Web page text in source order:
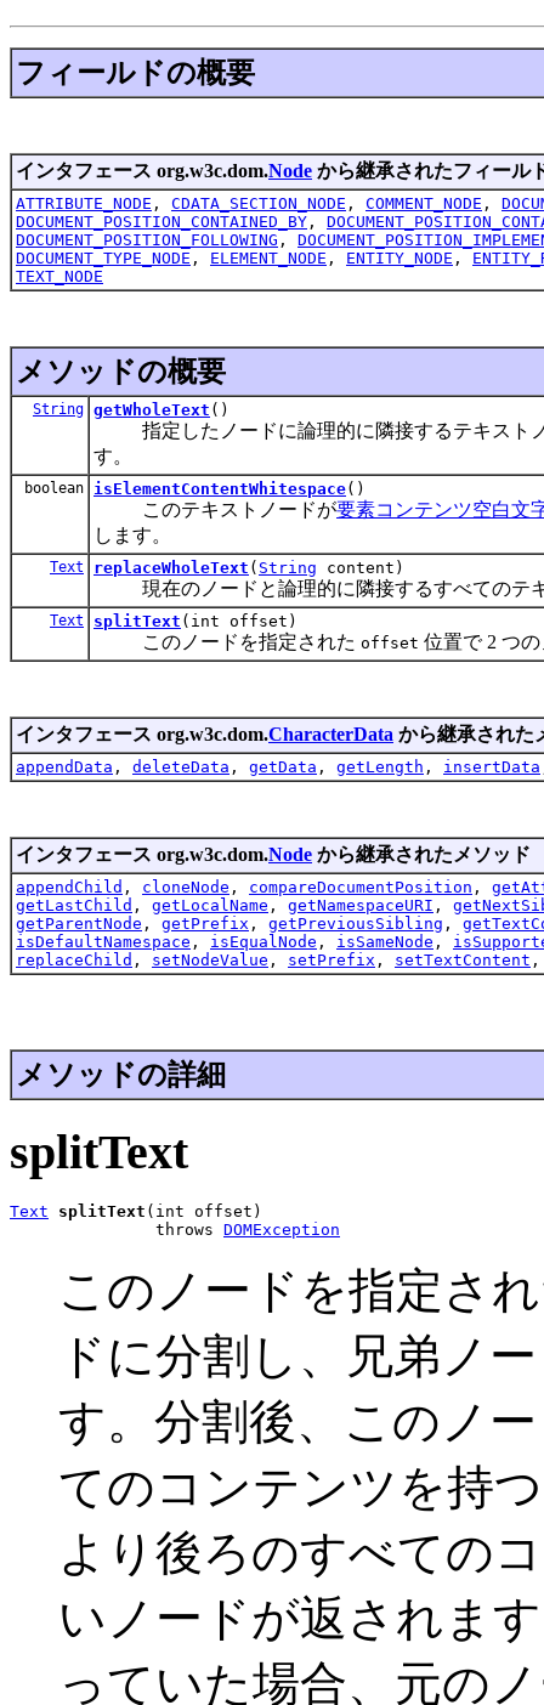
フィールドの概要
インタフェース org.w3c.dom.Node から継承されたフィール
ATTRIBUTE_NODE , CDATA_SECTION_NODE , COMMENT_NODE ,
DOCUMENT_POSITION_CONTAINED_BY ,
DOCUMENT_POSITION_FOLLOWING ,
DOCUMENT_TYPE_NODE , ELEMENT_NODE , ENTITY_NODE ,
TEXT_NODE
メソッドの概要
String getWholeText ()
指定したノードに論理的に隣接するテキスト
す。
boolean isElementContentWhitespace()
このテキストノードが要素コンテンツ空白文
します。
Text replaceWholeText ( String content)
現在のノードと論理的に隣接するすべてのテキ
Text splitText (int offset)
このノードを指定された offset 位置で 2 つ
インタフェース org.w3c.dom.CharacterData から継承された
appendData , deleteData , getData , getLength , insertData
インタフェース org.w3c.dom.Node から継承されたメソッド
appendChild , cloneNode , compareDocumentPosition ,
getLastChild , getLocalName , getNamespaceURI ,
getParentNode , getPrefix , getPreviousSibling ,
isDefaultNamespace , isEqualNode , isSameNode ,
replaceChild , setNodeValue , setPrefix , setTextContent
メソッドの詳細
splitText
Text splitText (int offset)
               throws
DOMException
このノードを指定さ
ドに分割し、兄弟ノ
す。分割後、このノ
てのコンテンツを持
より後ろのすべての
いノードが返されま
っていた場合、元の